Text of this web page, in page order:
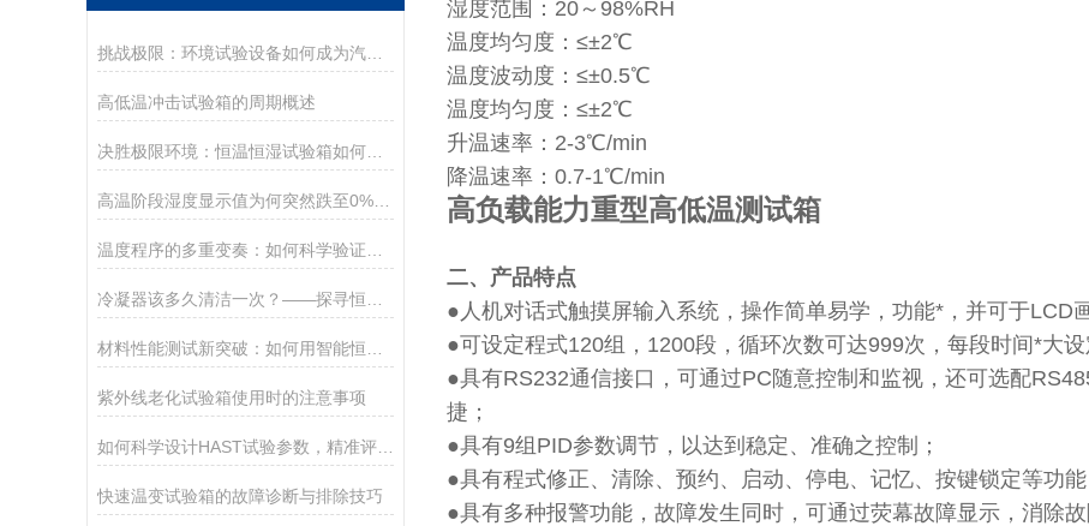
挑战极限：环境试验设备如何成为汽车可靠性的“最终考官”？
高低温冲击试验箱的周期概述
决胜极限环境：恒温恒湿试验箱如何重塑汽车工业未来格局？
高温阶段湿度显示值为何突然跌至0%RH？——箱内明明有湿气，谜底何在？
紫外线老化试验箱使用时的注意事项
如何科学设计HAST试验参数，精准评估微电子材料老化特性？
快速温变试验箱的故障诊断与排除技巧
湿度范围：20～98%RH
温度均匀度：≤±2℃
温度波动度：≤±0.5℃
温度均匀度：≤±2℃
升温速率：2-3℃/min
降温速率：0.7-1℃/min
高负载能力重型高低温测试箱
二、产品特点
●人机对话式触摸屏输入系统，操作简单易学，功能*，并可于LCD
●可设定程式120组，1200段，循环次数可达999次，每段时间*大设
●具有RS232通信接口，可通过PC随意控制和监视，还可选配
捷；
●具有9组PID参数调节，以达到稳定、准确之控制；
●具有程式修正、清除、预约、启动、停电、记忆、按键锁定等功能
●具有多种报警功能，故障发生同时，可通过荧幕故障显示，消除故